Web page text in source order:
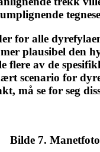
for alle
plausibel den
flere av de
scenario for
må se for seg
Bilde 7.